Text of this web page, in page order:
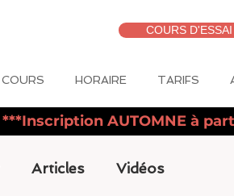
COURS D'ESSAI
COURS HORAIRE TARIFS
***Inscription AUTOMNE à
Articles Vidéos